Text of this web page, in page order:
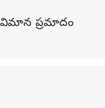
విమాన ప్రమాదం